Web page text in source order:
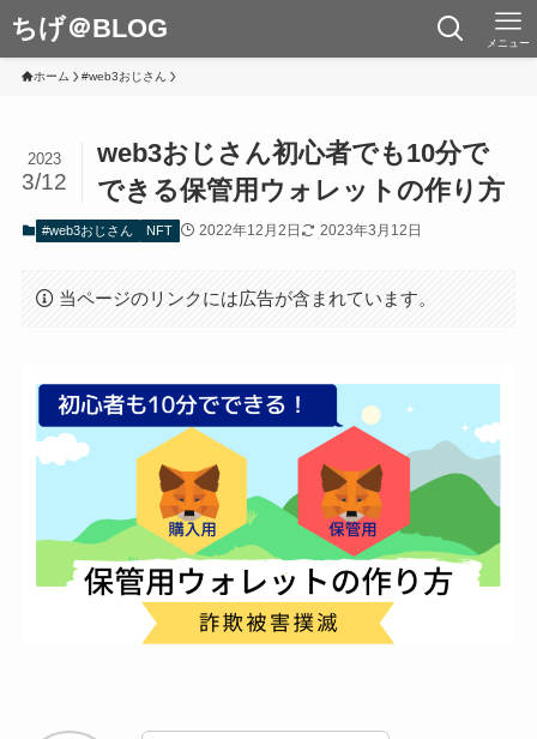
ちげ＠BLOG メニュー
ホーム #web3おじさん
web3おじさん初心者でも10分で
できる保管用ウォレットの作り方
2023
3/12
#web3おじさん NFT 2022年12月2日 2023年3月12日
当ページのリンクには広告が含まれています。